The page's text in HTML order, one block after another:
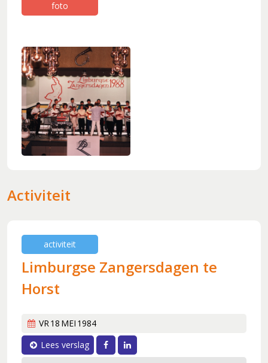
Bestuur
Lid worden
Boekingen
Geschiedenis
Geschiedenis
Hoe het begon (1981)
Wereldlijke optredens (2003)
Verhuizing (2007)
Dirigentenwisseling en druk jaar (2009-2010)
30 jaar en springlevend (2011-2012)
'Popkoor' Thirdwing (2013)
De concertcommissie (2017-2018)
Musical Sing-Along en Corona (2019-2021)
Sponsorkliks
foto
Activiteit
activiteit
Limburgse Zangersdagen te
Horst
VR18 MEI 1984
Lees verslag
Facebook